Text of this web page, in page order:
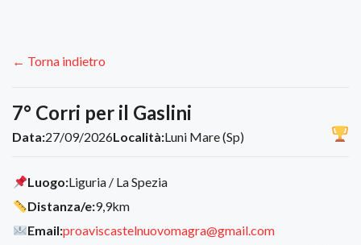
← Torna indietro
7° Corri per il Gaslini
Data:27/09/2026Località:Luni Mare (Sp)
Luogo:Liguria / La Spezia
Distanza/e:9,9km
Email:proaviscastelnuovomagra@gmail.com